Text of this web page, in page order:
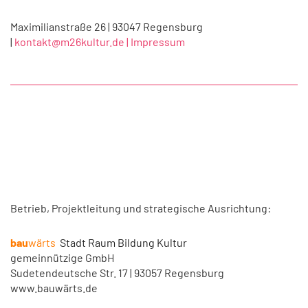
Maximilianstraße 26 | 93047 Regensburg
| kontakt@m26kultur.de | Impressum
Betrieb, Projektleitung und strategische Ausrichtung:
bauwärts Stadt Raum Bildung Kultur
gemeinnützige GmbH
Sudetendeutsche Str. 17 | 93057 Regensburg
www.bauwärts.de